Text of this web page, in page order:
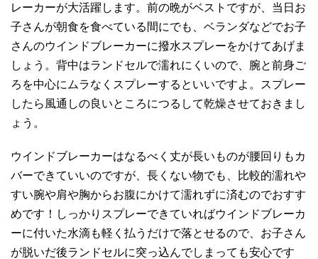
レーカーが大活躍します。前の晩がベストですが、当日お
子さんが朝食を食べている間にでも、ベランダなどでお子
さんのウインドブレーカーに撥水スプレーをかけてあげま
しょう。背中はランドセルで濡れにくいので、腕と前身ご
ろを中心にムラなくスプレーするといいですよ。スプレー
したら風通しの良いところにつるして乾燥させておきまし
ょう。
ウインドブレーカーはなるべく丈が長いものが腰回りもカ
バーできていいのですが、長くない物でも、比較的濡れや
すい腕や肩や胸からお腹にかけて濡れずに済むのでおすす
めです！しっかりスプレーできていればウインドブレーカ
ーに付いた水滴も軽く払うだけで落とせるので、お子さん
が脱いだ後ランドセルに突っ込んでしまっても安心です